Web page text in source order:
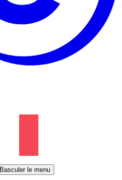
Basculer le menu